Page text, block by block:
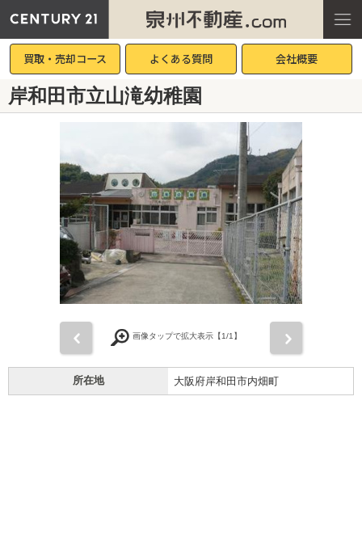
買取・売却コース よくある質問 会社概要
岸和田市立山滝幼稚園
画像タップで拡大表示【1/1】
所在地 大阪府岸和田市内畑町